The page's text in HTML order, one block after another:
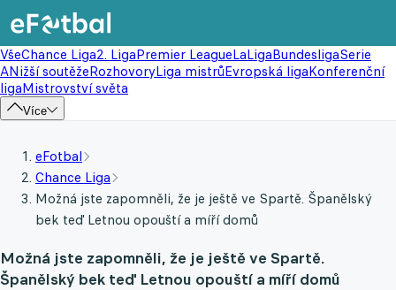
VšeChance Liga2. LigaPremier LeagueLaLigaBundesligaSerie
ANižší soutěžeRozhovoryLiga mistrůEvropská ligaKonferenční
ligaMistrovství světa
Více
eFotbal
Chance Liga
Možná jste zapomněli, že je ještě ve Spartě. Španělský
bek teď Letnou opouští a míří domů
Možná jste zapomněli, že je ještě ve Spartě.
Španělský bek teď Letnou opouští a míří domů